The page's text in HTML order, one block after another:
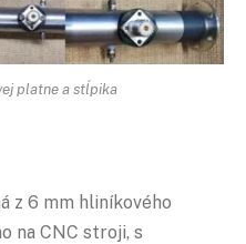
platne a stĺpika
z 6 mm hliníkového
na CNC stroji, s